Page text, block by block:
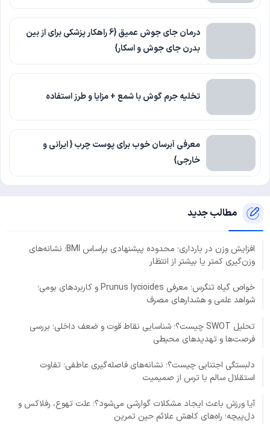
درمان جای جوش عمیق {6 راهکار پزشکی برای از بین
بدرن جای جوش و اسکار}
تخلیه جرم گوش با شمع + مزایا و طرز استفاده
معرفی آبرسان خوب برای پوست چرب { ایرانی و
خارجی}
مطالب جدید
افزایش وزن در بارداری؛ محدوده پیشنهادی براساس BMI؛ نشانه‌های
وزن‌گیری کمتر یا بیشتر از انتظار
خواص گیاه تنگرس؛ معرفی Prunus lycioides و کاربردهای بومی؛
شواهد علمی و هشدارهای مصرف
تحلیل SWOT چیست؟؛ شناسایی نقاط قوت و ضعف داخلی؛ بررسی
فرصت‌ها و تهدیدهای محیطی
دلبستگی اجتنابی چیست؟؛ نشانه‌های فاصله‌گیری عاطفی؛ تفاوت
استقلال سالم با ترس از صمیمیت
آیا ورزش باعث ایجاد مشکلات گوارشی می‌شود؟؛ علت تهوع، رفلاکس و
دل‌پیچه؛ راه‌های کاهش علائم حین تمرین